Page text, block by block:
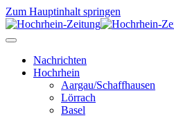
Zum Hauptinhalt springen
Nachrichten
Hochrhein
Aargau/Schaffhausen
Lörrach
Basel